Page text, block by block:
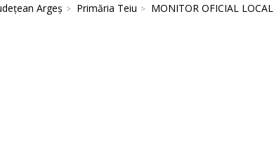
Argeș Primăria Teiu MONITOR OFICIAL LOCAL